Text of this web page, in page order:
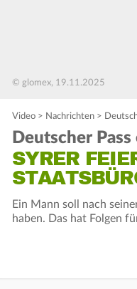
© glomex, 19.11.2025
Video > Nachrichten >
Deutscher
SYRER
Ein Mann soll nach
haben. Das hat Folgen